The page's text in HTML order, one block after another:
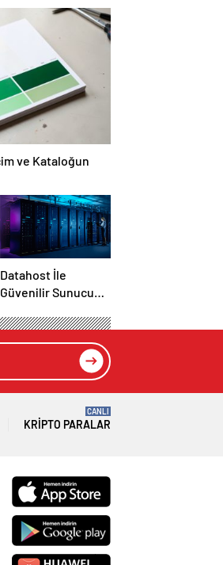
Dijital Taşımacılık
Yazılımı
ve Kataloğun
Datahost İle
Güvenilir Sunucu
KRIPTO PARALAR
CANLI